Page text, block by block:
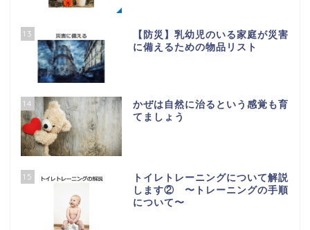
13
【防災】乳幼児のいる家庭が災害
に備えるための物品リスト
14
かぜは自然に治るという感覚も育
てましょう
15
トイレトレーニングについて解説
します② 〜トレーニングの手順
について〜